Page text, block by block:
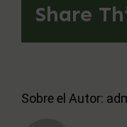
Share
Sobre el Autor: